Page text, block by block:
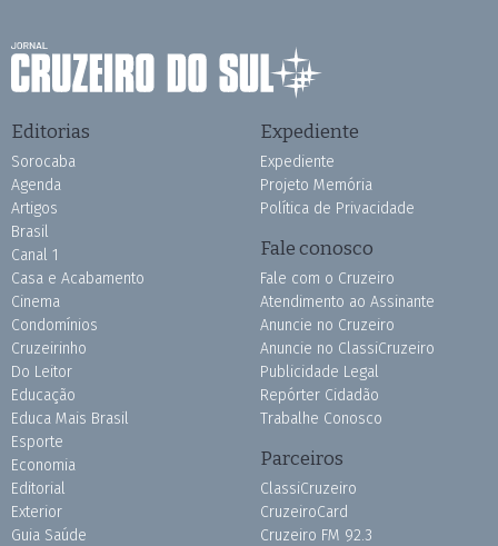
Editorias
Sorocaba
Agenda
Artigos
Brasil
Canal 1
Casa e Acabamento
Cinema
Condomínios
Cruzeirinho
Do Leitor
Educação
Educa Mais Brasil
Esporte
Economia
Editorial
Exterior
Guia Saúde
Expediente
Expediente
Projeto Memória
Política de Privacidade
Fale conosco
Fale com o Cruzeiro
Atendimento ao Assinante
Anuncie no Cruzeiro
Anuncie no ClassiCruzeiro
Publicidade Legal
Repórter Cidadão
Trabalhe Conosco
Parceiros
ClassiCruzeiro
CruzeiroCard
Cruzeiro FM 92.3